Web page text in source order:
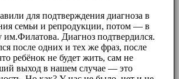
для подтверждения диагноза в
семьи и репродукции, потом — в
им.Филатова. Диагноз подтвердился.
после одних и тех же фраз, после
ребёнок не будет жить, сам не
выход в нашем случае — это